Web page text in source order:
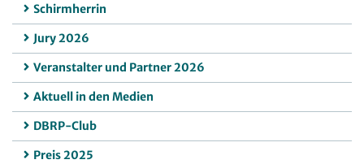
Schirmherrin
Jury 2026
Veranstalter und Partner 2026
Aktuell in den Medien
DBRP-Club
Preis 2025